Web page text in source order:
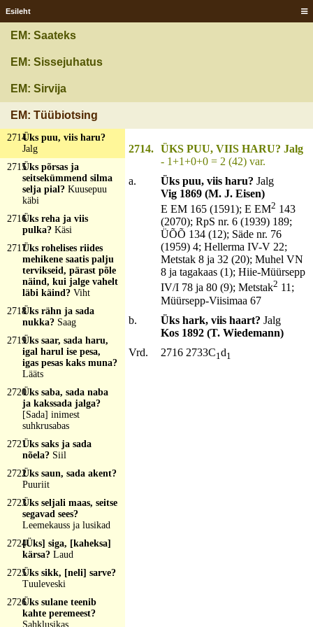
Esileht
EM: Saateks
EM: Sissejuhatus
EM: Sirvija
EM: Tüübiotsing
imelik ja teisest otsast
ümarik ja teises otsas
topitaks, mis must ja
tuob kurvastust ja
toisele tuob
rõõmustust?
Sulg ja
tint
2714Üks puu, viis haru?
Jalg
2715Üks põrsas ja
seitsekümmend silma
selja pial? Kuusepuu
käbi
2716Üks reha ja viis
pulka? Käsi
2717Üks rohelises riides
mehikene saatis palju
tervikseid, pärast põle
näind, kui jalge vahelt
läbi käind? Viht
2718Üks rähn ja sada
nukka? Saag
2719Üks saar, sada haru,
igal harul ise pesa,
igas pesas kaks muna?
Lääts
2720Üks saba, sada naba
ja kakssada jalga?
[Sada] inimest
suhkrusabas
2721Üks saks ja sada
nõela? Siil
2722Üks saun, sada akent?
Puuriit
2723Üks seljali maas, seitse
segavad sees?
Leemekauss ja lusikad
2724[Üks] siga, [kaheksa]
kärsa? Laud
2725Üks sikk, [neli] sarve?
Tuuleveski
2726Üks sulane teenib
kahte peremeest?
Sahklusikas
2714. ÜKS PUU, VIIS HARU? Jalg
- 1+1+0+0 = 2 (42) var.
a.
Üks puu, viis haru?Jalg
Vig 1869 (M. J. Eisen)
E EM 165 (1591); E EM2 143
(2070); RpS nr. 6 (1939) 189;
ÜÕÕ 134 (12); Säde nr. 76
(1959) 4; Hellerma IV-V 22;
Metstak 8 ja 32 (20); Muhel VN
8 ja tagakaas (1); Hiie-Müürsepp
IV/I 78 ja 80 (9); Metstak2 11;
Müürsepp-Viisimaa 67
b.
Üks hark, viis haart?Jalg
Kos 1892 (T. Wiedemann)
Vrd.
2716 2733C1d1